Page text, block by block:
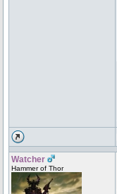
Watcher
Hammer of Thor